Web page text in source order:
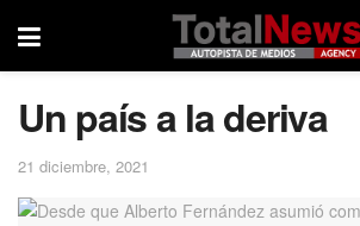
Un país a la deriva
21 diciembre, 2021